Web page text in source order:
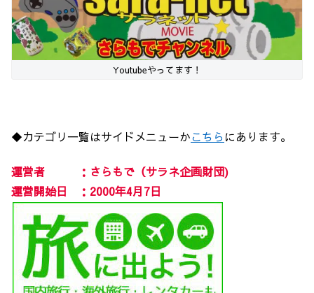
Youtubeやってます！
◆カテゴリ一覧はサイドメニューかこちら にあります。
運営者 ：さらもで（サラネ企画財団)
運営開始日 ：2000年4月7日